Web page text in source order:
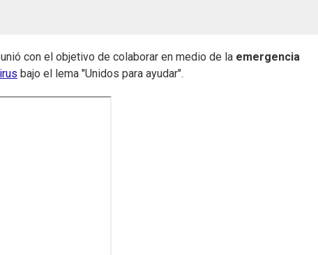
con el objetivo de colaborar en medio de la emergencia
bajo el lema "Unidos para ayudar".